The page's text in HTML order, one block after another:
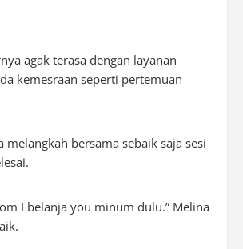
agak terasa dengan layanan
kemesraan seperti pertemuan
melangkah bersama sebaik saja sesi
I belanja you minum dulu.” Melina